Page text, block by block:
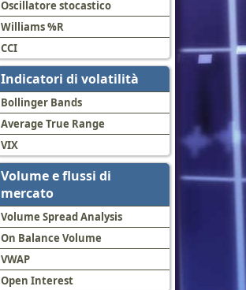
Oscillatore stocastico
Williams %R
CCI
Indicatori di volatilità
Bollinger Bands
Average True Range
VIX
Volume e flussi di
mercato
Volume Spread Analysis
On Balance Volume
VWAP
Open Interest